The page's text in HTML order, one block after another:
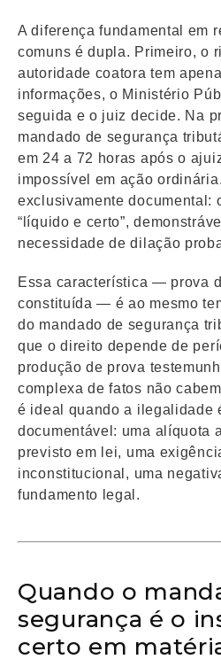
A diferença fundamental em
comuns é dupla. Primeiro, o
autoridade coatora tem
informações, o Ministério
seguida e o juiz decide. Na
mandado de segurança
em 24 a 72 horas após o
impossível em ação
exclusivamente documental:
“líquido e certo”,
necessidade de dilação
Essa característica — prova
constituída — é ao mesmo
do mandado de segurança
que o direito depende de
produção de prova
complexa de fatos não
é ideal quando a ilegalidade
documentável: uma alíquota
previsto em lei, uma
inconstitucional, uma
fundamento legal.
Quando o
segurança é o
certo em